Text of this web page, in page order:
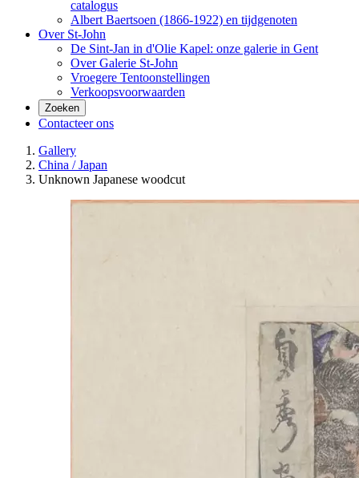
catalogus
Albert Baertsoen (1866-1922) en tijdgenoten
Over St-John
De Sint-Jan in d'Olie Kapel: onze galerie in Gent
Over Galerie St-John
Vroegere Tentoonstellingen
Verkoopsvoorwaarden
Zoeken
Contacteer ons
Gallery
China / Japan
Unknown Japanese woodcut